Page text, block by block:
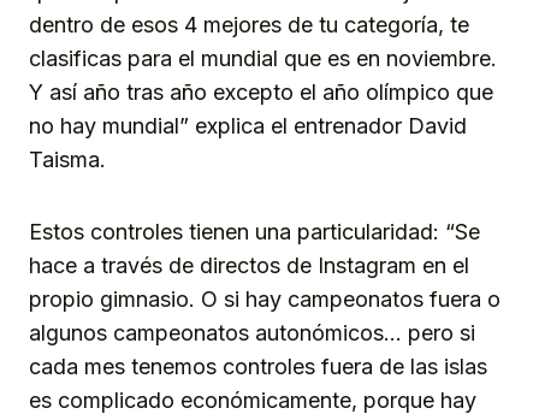
dentro de esos 4 mejores de tu categoría, te
clasificas para el mundial que es en noviembre.
Y así año tras año excepto el año olímpico que
no hay mundial” explica el entrenador David
Taisma.
Estos controles tienen una particularidad: “Se
hace a través de directos de Instagram en el
propio gimnasio. O si hay campeonatos fuera o
algunos campeonatos autonómicos… pero si
cada mes tenemos controles fuera de las islas
es complicado económicamente, porque hay